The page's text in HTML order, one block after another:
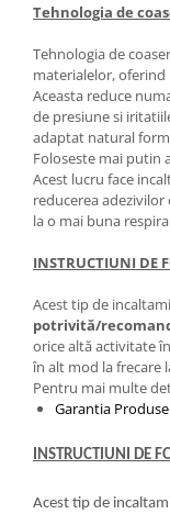
Tehnologia de
Tehnologia de
materialelor,
Aceasta reduce
de presiune si
adaptat natural
Foloseste mai putin
Acest lucru face
reducerea
la o mai buna
INSTRUCTIUNI DE
Acest tip de
potrivită/
orice altă activitate
în alt mod la frecare
Pentru mai multe
Garantia
INSTRUCTIUNI DE
Acest tip de